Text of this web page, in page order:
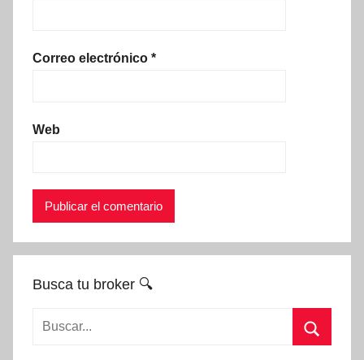
Correo electrónico *
Web
Busca tu broker 🔍
Buscar: